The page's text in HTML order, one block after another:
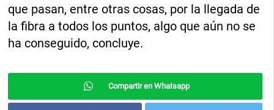
que pasan, entre otras cosas, por la llegada de
la fibra a todos los puntos, algo que aún no se
ha conseguido, concluye.
Compartir en Whatsapp